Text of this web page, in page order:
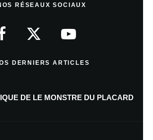
2010 à 17 h 07 min
commentaire
sera pas publiée.
RÉSEAUX SOCIAUX
DERNIERS ARTICLES
DE LE MONSTRE DU PLACARD